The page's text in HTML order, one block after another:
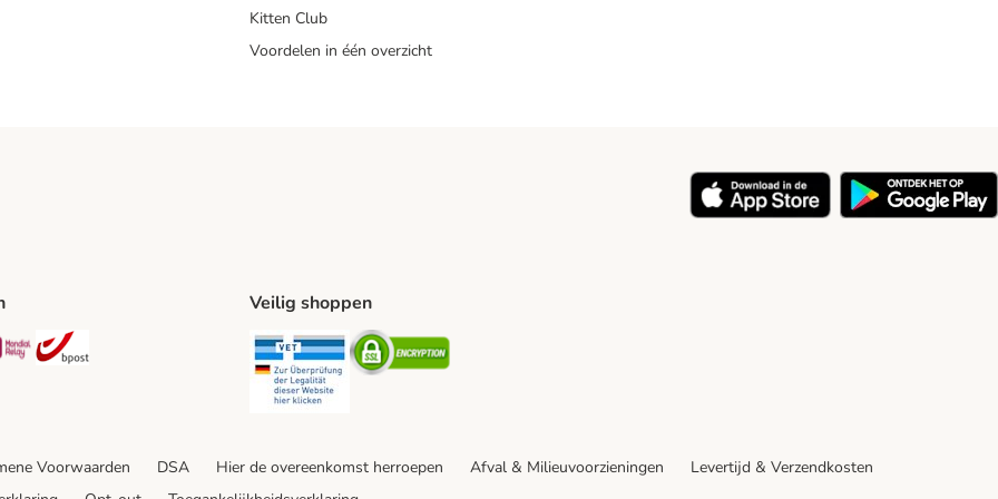
Kitten Club
Voordelen in één overzicht
Method
Shipping Method
Mondial Relay Shipping Method
Veilig shoppen
Security Security
Voorwaarden DSA Hier de overeenkomst herroepen Afval & Milieuvoorzieningen
Levertijd & Verzendkosten